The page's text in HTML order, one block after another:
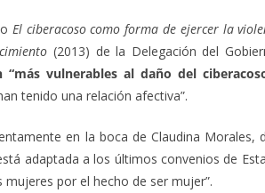
El ciberacoso como forma de ejercer la
(2013) de la Delegación del
vulnerables al daño del
tenido una relación afectiva”.
en la boca de Claudina
adaptada a los últimos convenios de
por el hecho de ser mujer”.